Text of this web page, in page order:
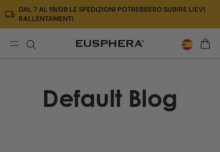
Ir
directamente
al
contenido
DAL 7 AL 19/08 LE SPEDIZIONI POTREBBERO SUBIRE LIEVI
RALLENTAMENTI
Default Blog